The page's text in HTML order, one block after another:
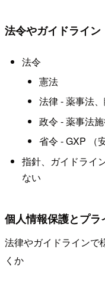
法令やガイドライン
法令
憲法
法律 - 薬事法
政令 - 薬事法
省令 - GXP （
指針、ガイドライ
ない
個人情報保護とプラ
法律やガイドラインで
くか